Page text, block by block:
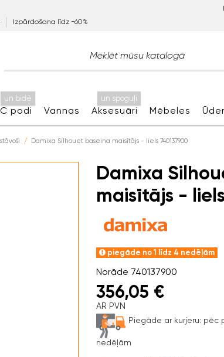
Izpārdošana līdz −60%
podi
un bidē
Vannas Aksesuāri
un spoguļi
Mēbeles
Damixa Silhouet baseina maisītājs - liels 740137900
Damixa
maisītājs -
piegāde no 1 līdz 4 nedēļām
Norāde 740137900
356,05 €
AR PVN
Piegāde ar kurjeru: pēc
nedēļām